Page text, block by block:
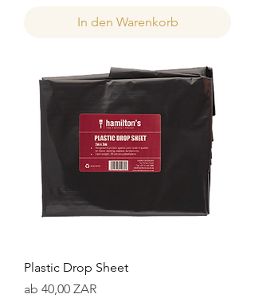
In den Warenkorb
Plastic Drop Sheet
ab 40,00 ZAR
Sale-Preis